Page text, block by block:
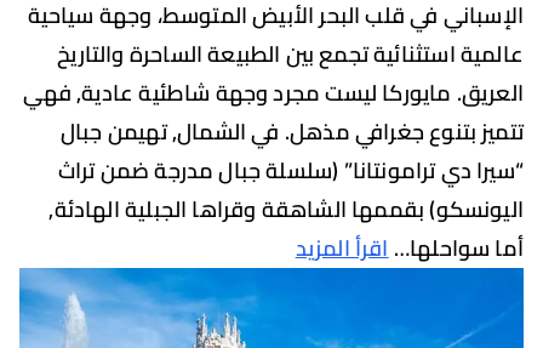
في قلب البحر الأبيض المتوسط، وجهة سياحية
استثنائية تجمع بين الطبيعة الساحرة والتاريخ
مايوركا ليست مجرد وجهة شاطئية عادية, فهي
بتنوع جغرافي مذهل. في الشمال, تهيمن جبال
دي ترامونتانا” (سلسلة جبال مدرجة ضمن تراث
بقممها الشاهقة وقراها الجبلية الهادئة,
اقرأ المزيد